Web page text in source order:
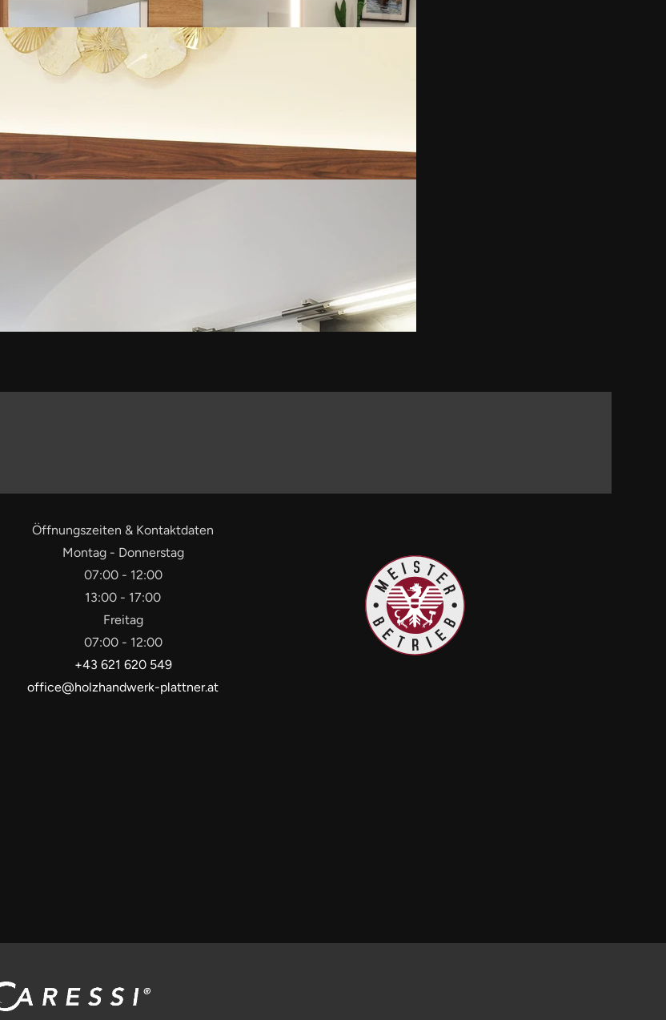
Öffnungszeiten & Kontaktdaten
Montag - Donnerstag
07:00 - 12:00
13:00 - 17:00
Freitag
07:00 - 12:00
+43 621 620 549
office@holzhandwerk-plattner.at